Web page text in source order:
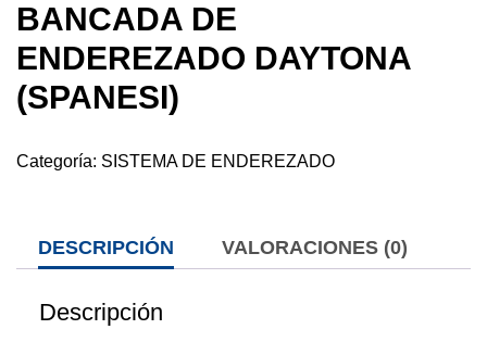
BANCADA DE
ENDEREZADO DAYTONA
(SPANESI)
Categoría: SISTEMA DE ENDEREZADO
DESCRIPCIÓN VALORACIONES (0)
Descripción